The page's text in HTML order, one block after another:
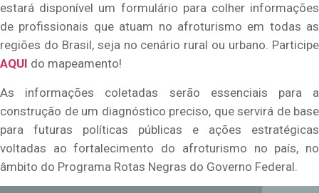
estará disponível um formulário para colher informações
de profissionais que atuam no afroturismo em todas as
regiões do Brasil, seja no cenário rural ou urbano. Participe
AQUI do mapeamento!
As informações coletadas serão essenciais para a
construção de um diagnóstico preciso, que servirá de base
para futuras políticas públicas e ações estratégicas
voltadas ao fortalecimento do afroturismo no país, no
âmbito do Programa Rotas Negras do Governo Federal.